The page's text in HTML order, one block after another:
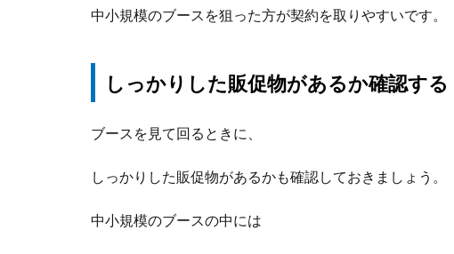
中小規模のブースを狙った方が契約を取りやすいです。
しっかりした販促物があるか確認する
ブースを見て回るときに、
しっかりした販促物があるかも確認しておきましょう。
中小規模のブースの中には